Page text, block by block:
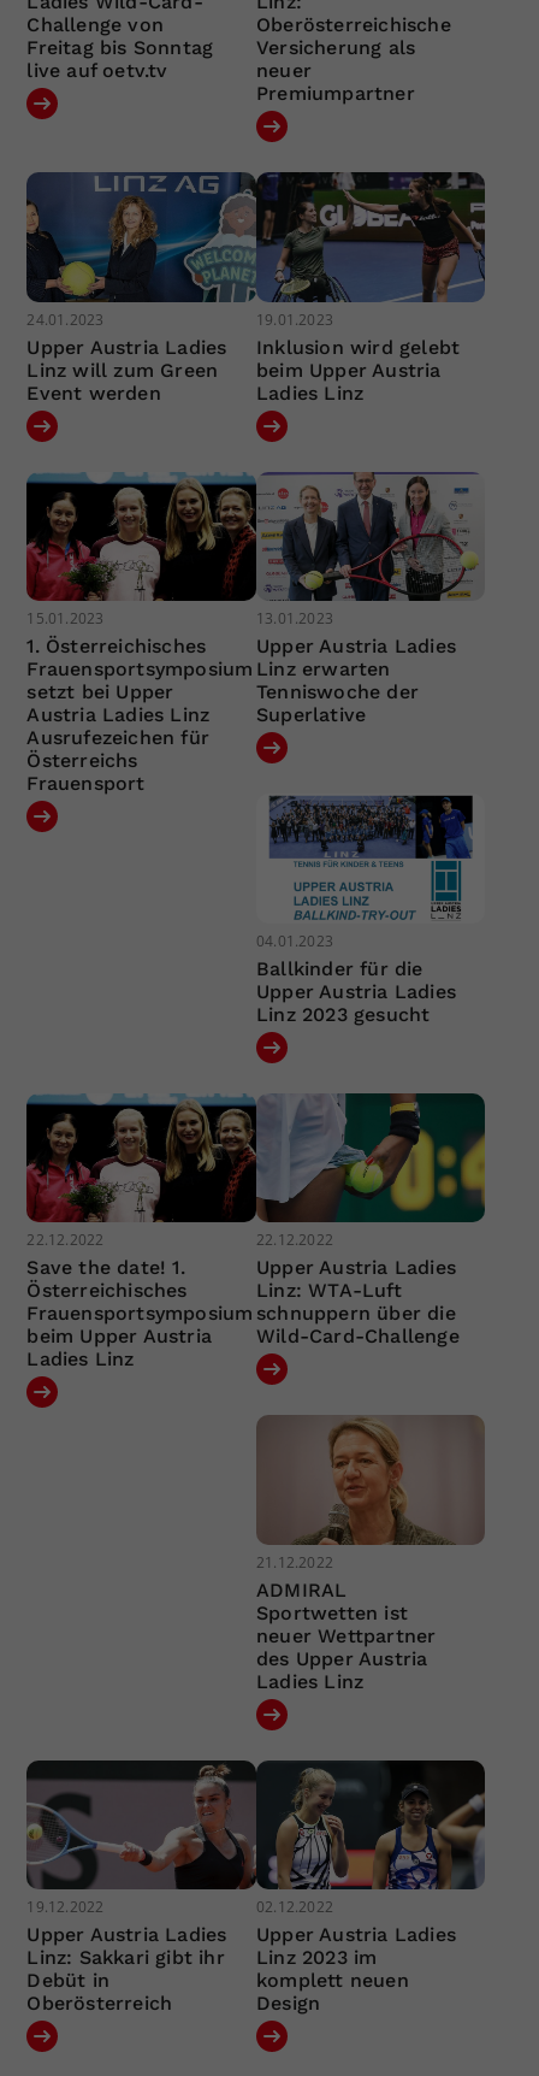
Challenge von
Freitag bis Sonntag
live auf oetv.tv
Oberösterreichische
Versicherung als
neuer
Premiumpartner
24.01.2023
Upper Austria Ladies
Linz will zum Green
Event werden
19.01.2023
Inklusion wird gelebt
beim Upper Austria
Ladies Linz
15.01.2023
1. Österreichisches
Frauensportsymposium
setzt bei Upper
Austria Ladies Linz
Ausrufezeichen für
Österreichs
Frauensport
13.01.2023
Upper Austria Ladies
Linz erwarten
Tenniswoche der
Superlative
04.01.2023
Ballkinder für die
Upper Austria Ladies
Linz 2023 gesucht
22.12.2022
Save the date! 1.
Österreichisches
Frauensportsymposium
beim Upper Austria
Ladies Linz
22.12.2022
Upper Austria Ladies
Linz: WTA-Luft
schnuppern über die
Wild-Card-Challenge
21.12.2022
ADMIRAL
Sportwetten ist
neuer Wettpartner
des Upper Austria
Ladies Linz
19.12.2022
Upper Austria Ladies
Linz: Sakkari gibt ihr
Debüt in
Oberösterreich
02.12.2022
Upper Austria Ladies
Linz 2023 im
komplett neuen
Design